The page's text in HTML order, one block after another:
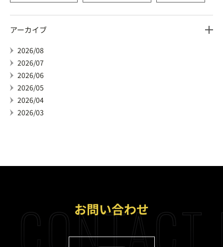
アーカイブ
2026/08
2026/07
2026/06
2026/05
2026/04
2026/03
お問い合わせ